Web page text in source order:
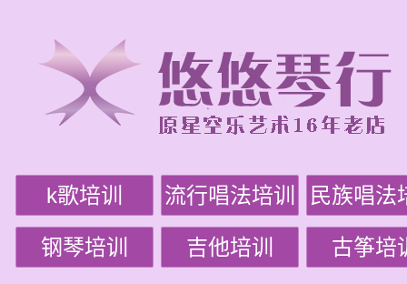
k歌培训 流行唱法培训 民族唱法
钢琴培训 吉他培训 古筝培